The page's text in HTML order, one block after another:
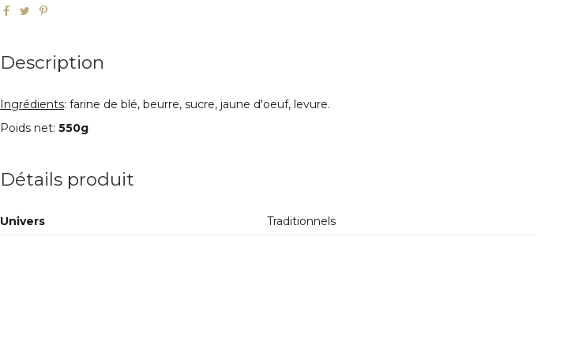
Description
Ingrédients: farine de blé, beurre, sucre, jaune d'oeuf, levure.
Poids net:550g
Détails produit
Univers Traditionnels